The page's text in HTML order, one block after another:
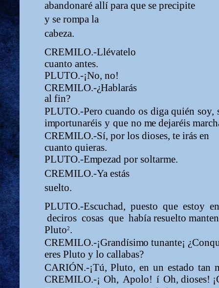
abandonaré allí para que se precipite
y se rompa la
cabeza.
CREMILO.-Llévatelo
cuanto antes.
PLUTO.-¡No, no!
CREMILO.-¿Hablarás
al fin?
PLUTO.-Pero cuando os diga quién soy,
importunaréis y que no me dejaréism
CREMILO.-Sí, por los dioses, te irás en
cuanto quieras.
PLUTO.-Empezad por soltarme.
CREMILO.-Ya estás
suelto.
PLUTO.-Escuchad, puesto que estoy
deciros cosas que había resueltom
Pluto2.
CREMILO.-¡Grandísimo tunante¡ ¿
eres Pluto y lo callabas?
CARIÓN.-¡Tú, Pluto, en un estado tan
CREMILO.-¡ Oh, Apolo! í Oh, dioses!